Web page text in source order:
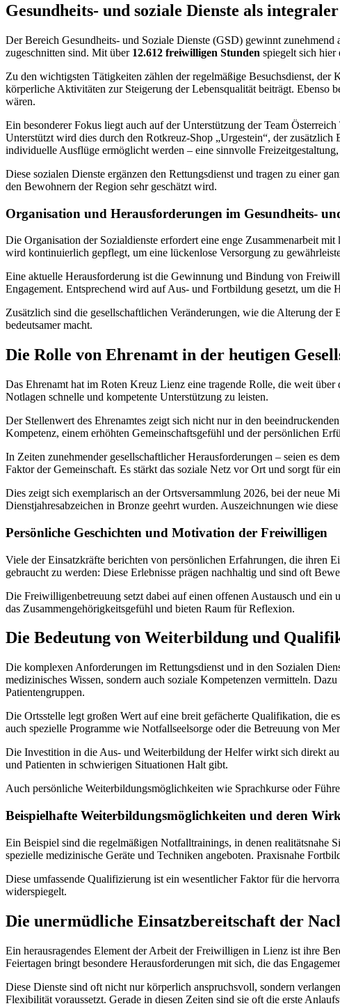
Gesundheits- und soziale Dienste als
Der Bereich Gesundheits- und Soziale Dienste (GSD) gewinnt
zugeschnitten sind. Mit über 12.612 freiwilligen Stunden spiegelt sich
Zu den wichtigsten Tätigkeiten zählen der regelmäßige Besuchsdienst,
körperliche Aktivitäten zur Steigerung der Lebensqualität beiträgt. Ebenso
wären.
Ein besonderer Fokus liegt auch auf der Unterstützung der Team
Unterstützt wird dies durch den Rotkreuz-Shop „Urgestein“, der
individuelle Ausflüge ermöglicht werden – eine sinnvolle
Diese sozialen Dienste ergänzen den Rettungsdienst und tragen zu einer
den Bewohnern der Region sehr geschätzt wird.
Organisation und Herausforderungen im Gesundheits-
Die Organisation der Sozialdienste erfordert eine enge Zusammenarbeit
wird kontinuierlich gepflegt, um eine lückenlose Versorgung zu
Eine aktuelle Herausforderung ist die Gewinnung und Bindung von
Engagement. Entsprechend wird auf Aus- und Fortbildung gesetzt, um die
Zusätzlich sind die gesellschaftlichen Veränderungen, wie die Alterung
bedeutsamer macht.
Die Rolle von Ehrenamt in der heutigen
Das Ehrenamt hat im Roten Kreuz Lienz eine tragende Rolle, die weit
Notlagen schnelle und kompetente Unterstützung zu leisten.
Der Stellenwert des Ehrenamtes zeigt sich nicht nur in den
Kompetenz, einem erhöhten Gemeinschaftsgefühl und der persönlichen
In Zeiten zunehmender gesellschaftlicher Herausforderungen – seien es
Faktor der Gemeinschaft. Es stärkt das soziale Netz vor Ort und sorgt für
Dies zeigt sich exemplarisch an der Ortsversammlung 2026, bei der neue
Dienstjahresabzeichen in Bronze geehrt wurden. Auszeichnungen wie
Persönliche Geschichten und Motivation der Freiwilligen
Viele der Einsatzkräfte berichten von persönlichen Erfahrungen, die ihren
gebraucht zu werden: Diese Erlebnisse prägen nachhaltig und sind oft
Die Freiwilligenbetreuung setzt dabei auf einen offenen Austausch und ein
das Zusammengehörigkeitsgefühl und bieten Raum für Reflexion.
Die Bedeutung von Weiterbildung und
Die komplexen Anforderungen im Rettungsdienst und in den Sozialen
medizinisches Wissen, sondern auch soziale Kompetenzen vermitteln.
Patientengruppen.
Die Ortsstelle legt großen Wert auf eine breit gefächerte Qualifikation, die
auch spezielle Programme wie Notfallseelsorge oder die Betreuung von
Die Investition in die Aus- und Weiterbildung der Helfer wirkt sich direkt
und Patienten in schwierigen Situationen Halt gibt.
Auch persönliche Weiterbildungsmöglichkeiten wie Sprachkurse oder
Beispielhafte Weiterbildungsmöglichkeiten und deren
Ein Beispiel sind die regelmäßigen Notfalltrainings, in denen realitätsnahe
spezielle medizinische Geräte und Techniken angeboten. Praxisnahe
Diese umfassende Qualifizierung ist ein wesentlicher Faktor für die
widerspiegelt.
Die unermüdliche Einsatzbereitschaft der
Ein herausragendes Element der Arbeit der Freiwilligen in Lienz ist ihre
Feiertagen bringt besondere Herausforderungen mit sich, die das
Diese Dienste sind oft nicht nur körperlich anspruchsvoll, sondern
Flexibilität voraussetzt. Gerade in diesen Zeiten sind sie oft die erste